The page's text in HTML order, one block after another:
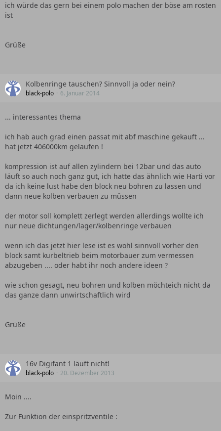
ich würde das gern bei einem polo machen der böse am rosten
ist
Grüße
Kolbenringe tauschen? Sinnvoll ja oder nein?
black-polo 6. Januar 2014
... interessantes thema
ich hab auch grad einen passat mit abf maschine gekauft ...
hat jetzt 406000km gelaufen !
kompression ist auf allen zylindern bei 12bar und das auto
läuft so auch noch ganz gut, ich hatte das ähnlich wie Harti vor
da ich keine lust habe den block neu bohren zu lassen und
dann neue kolben verbauen zu müssen
der motor soll komplett zerlegt werden allerdings wollte ich
nur neue dichtungen/lager/kolbenringe verbauen
wenn ich das jetzt hier lese ist es wohl sinnvoll vorher den
block samt kurbeltrieb beim motorbauer zum vermessen
abzugeben .... oder habt ihr noch andere ideen ?
wie schon gesagt, neu bohren und kolben möchteich nicht da
das ganze dann unwirtschaftlich wird
Grüße
16v Digifant 1 läuft nicht!
black-polo 20. Dezember 2013
Moin ....
Zur Funktion der einspritzventile :